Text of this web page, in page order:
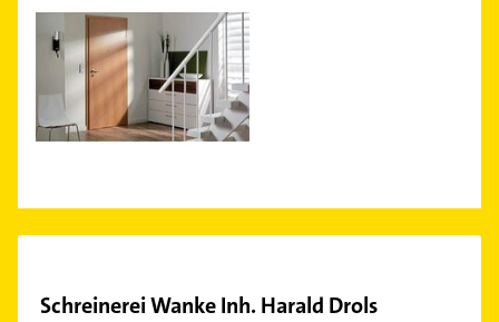
Schreinerei Wanke Inh. Harald Drols